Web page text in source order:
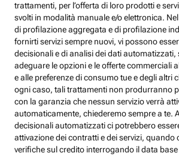
trattamenti, per l’offerta di loro prodotti e
svolti in modalità manuale e/o elettronica.
di profilazione aggregata e di profilazione
fornirti servizi sempre nuovi, vi possono
decisionali e di analisi dei dati automatizzati,
adeguare le opzioni e le offerte commerciali
e alle preferenze di consumo tue e degli altri
ogni caso, tali trattamenti non produrranno
con la garanzia che nessun servizio verrà
automaticamente, chiederemo sempre a te.
decisionali automatizzati ci potrebbero
attivazione dei contratti e dei servizi, quando
verifiche sul credito interrogando il data